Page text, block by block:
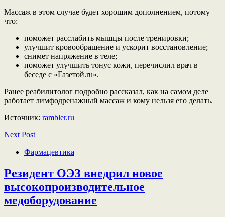
Массаж в этом случае будет хорошим дополнением, потому
что:
поможет расслабить мышцы после тренировки;
улучшит кровообращение и ускорит восстановление;
снимет напряжение в теле;
поможет улучшить тонус кожи, перечислил врач в
беседе с «Газетой.ru».
Ранее реабилитолог подробно рассказал, как на самом деле
работает лимфодренажный массаж и кому нельзя его делать.
Источник: rambler.ru
Next Post
Фармацевтика
Резидент ОЭЗ внедрил новое
высокопроизводительное
медоборудование